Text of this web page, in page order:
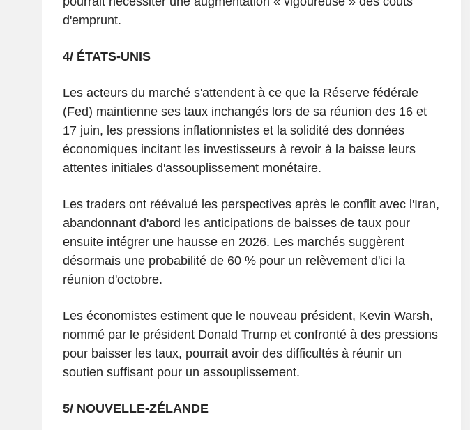
d'emprunt.
4/ ÉTATS-UNIS
Les acteurs du marché s'attendent à ce que la Réserve fédérale
(Fed) maintienne ses taux inchangés lors de sa réunion des 16 et
17 juin, les pressions inflationnistes et la solidité des données
économiques incitant les investisseurs à revoir à la baisse leurs
attentes initiales d'assouplissement monétaire.
Les traders ont réévalué les perspectives après le conflit avec l'Iran,
abandonnant d'abord les anticipations de baisses de taux pour
ensuite intégrer une hausse en 2026. Les marchés suggèrent
désormais une probabilité de 60 % pour un relèvement d'ici la
réunion d'octobre.
Les économistes estiment que le nouveau président, Kevin Warsh,
nommé par le président Donald Trump et confronté à des pressions
pour baisser les taux, pourrait avoir des difficultés à réunir un
soutien suffisant pour un assouplissement.
5/ NOUVELLE-ZÉLANDE